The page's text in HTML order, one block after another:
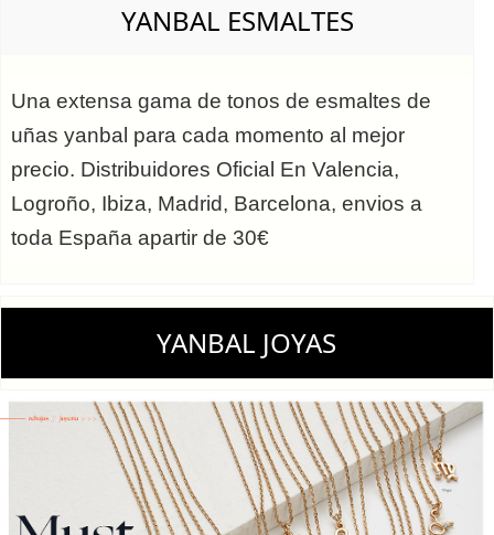
YANBAL ESMALTES
Una extensa gama de tonos de esmaltes de
uñas yanbal para cada momento al mejor
precio. Distribuidores Oficial En Valencia,
Logroño, Ibiza, Madrid, Barcelona, envios a
toda España apartir de 30€
YANBAL JOYAS